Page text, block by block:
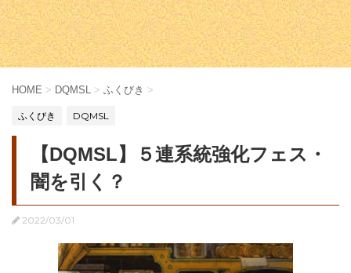
HOME > DQMSL > ふくびき >
ふくびき DQMSL
【DQMSL】５連系統強化フェス・
闇を引く？
2022/03/01